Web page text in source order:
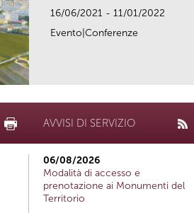
16/06/2021 - 11/01/2022
Evento|Conferenze
AVVISI DI SERVIZIO
06/08/2026
Modalità di accesso e
prenotazione ai Monumenti del
Territorio